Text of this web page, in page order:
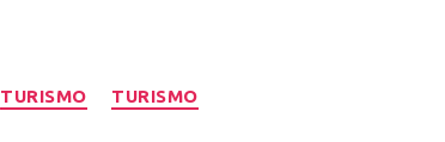
TURISMO TURISMO